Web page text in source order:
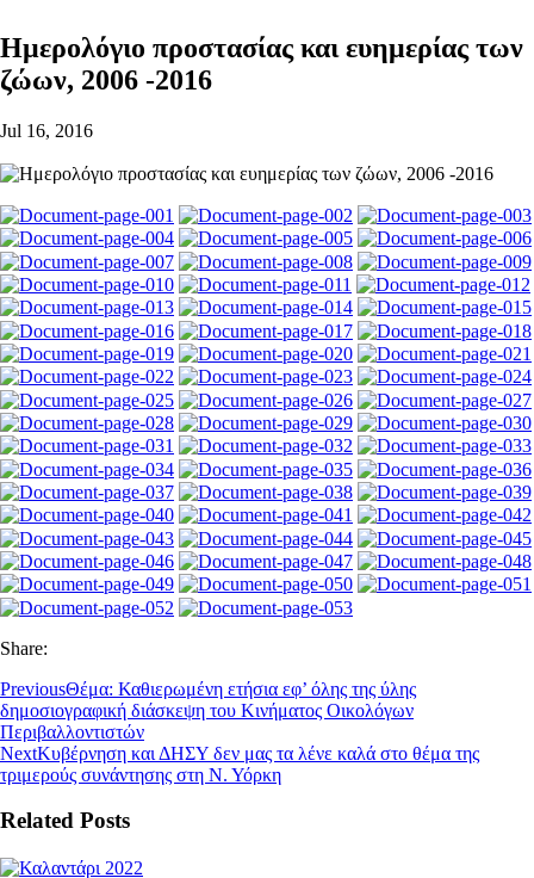
Ημερολόγιο προστασίας και ευημερίας των
ζώων, 2006 -2016
Jul 16, 2016
Share:
PreviousΘέμα: Καθιερωμένη ετήσια εφ’ όλης της ύλης
δημοσιογραφική διάσκεψη του Κινήματος Οικολόγων
Περιβαλλοντιστών
NextΚυβέρνηση και ΔΗΣΥ δεν μας τα λένε καλά στο θέμα της
τριμερούς συνάντησης στη Ν. Υόρκη
Related Posts